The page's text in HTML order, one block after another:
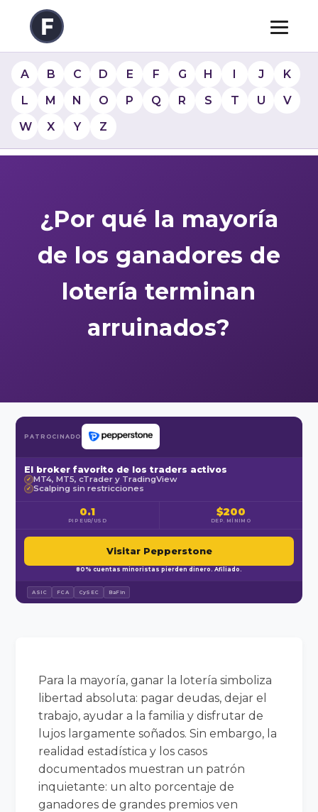
A B C D E F G H I J
K
L
M N O P Q R S T U
V
W
X Y Z
¿Por qué la mayoría
de los ganadores de
lotería terminan
arruinados?
PATROCINADO
El broker favorito de los traders activos
✓ MT4, MT5, cTrader y TradingView
✓ Scalping sin restricciones
0.1
PIP EUR/USD
$200
DEP. MÍNIMO
Visitar Pepperstone
80% cuentas minoristas pierden dinero. Afiliado.
ASIC FCA CySEC BaFin
Para la mayoría, ganar la lotería simboliza
libertad absoluta: pagar deudas, dejar el
trabajo, ayudar a la familia y disfrutar de
lujos largamente soñados. Sin embargo, la
realidad estadística y los casos
documentados muestran un patrón
inquietante: un alto porcentaje de
ganadores de grandes premios ven